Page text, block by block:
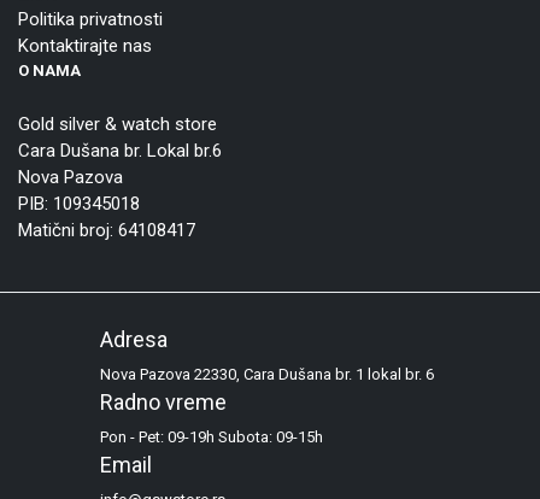
Politika privatnosti
Kontaktirajte nas
O NAMA
Gold silver & watch store
Cara Dušana br. Lokal br.6
Nova Pazova
PIB: 109345018
Matični broj: 64108417
Adresa
Nova Pazova 22330, Cara Dušana br. 1 lokal br. 6
Radno vreme
Pon - Pet: 09-19h Subota: 09-15h
Email